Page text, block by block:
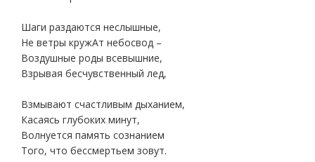
Шаги раздаются неслышные,
Не ветры кружАт небосвод –
Воздушные роды всевышние,
Взрывая бесчувственный лед,
Взмывают счастливым дыханием,
Касаясь глубоких минут,
Волнуется память сознанием
Того, что бессмертьем зовут.